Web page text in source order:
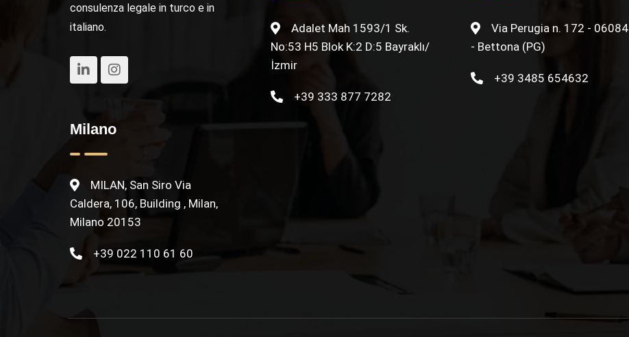
consulenza legale in turco e in
italiano.
Milano
MILAN, San Siro Via
Caldera, 106, Building , Milan,
Milano 20153
+39 022 110 61 60
Adalet Mah 1593/1 Sk.
No:53 H5 Blok K:2 D:5 Bayraklı/
İzmir
+39 333 877 7282
Via Perugia n. 172 - 06084
- Bettona (PG)
+39 3485 654632